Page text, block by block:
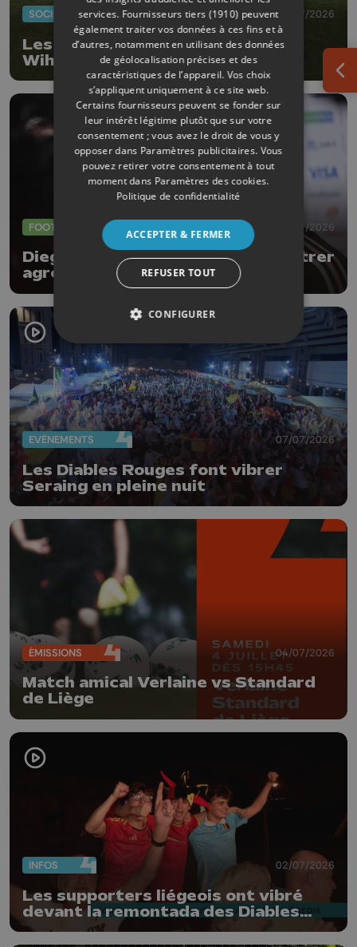
SOCIÉTÉ 20/07/2026
Les gens du voyage ont quitté
Wihogne
FOOTBALL 09/07/2026
Diego Moreira : " Il faudra se montrer
agressifs face à l'Espagne "
EVÈNEMENTS 07/07/2026
Les Diables Rouges font vibrer
Seraing en pleine nuit
ÉMISSIONS 04/07/2026
Match amical Verlaine vs Standard
de Liège
INFOS 02/07/2026
Les supporters liégeois ont vibré
devant la remontada des Diables
Rouges
services. Fournisseurs tiers (1910) peuvent
également traiter vos données à ces fins et à
d’autres, notamment en utilisant des données
de géolocalisation précises et des
caractéristiques de l’appareil. Vos choix
s’appliquent uniquement à ce site web.
Certains fournisseurs peuvent se fonder sur
leur intérêt légitime plutôt que sur votre
consentement ; vous avez le droit de vous y
opposer dans Paramètres publicitaires. Vous
pouvez retirer votre consentement à tout
moment dans Paramètres des cookies.
Politique de confidentialité
ACCEPTER & FERMER
REFUSER TOUT
CONFIGURER